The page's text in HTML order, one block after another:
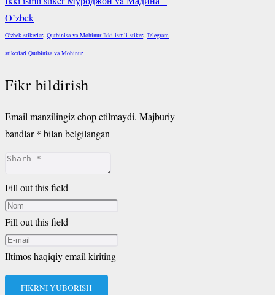
O’zbek
O'zbek stikerlar, Qutbinisa va Mohinur Ikki ismli stiker, Telegram
stikerlari Qutbinisa va Mohinur
Fikr bildirish
Email manzilingiz chop etilmaydi. Majburiy
bandlar* bilan belgilangan
Fill out this field
Fill out this field
Iltimos haqiqiy email kiriting
FIKRNI YUBORISH